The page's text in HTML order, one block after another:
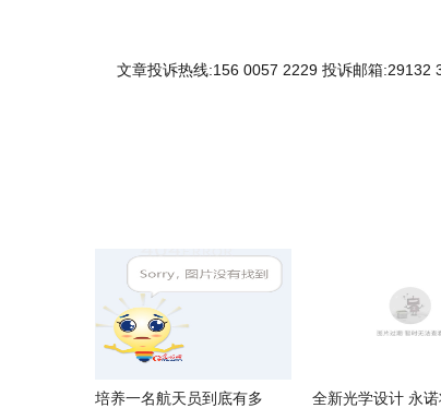
文章投诉热线:156 0057 2229 投诉邮箱:29132
培养一名航天员到底有多
全新光学设计 永